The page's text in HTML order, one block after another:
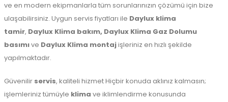
ve en modern ekipmanlarla tüm sorunlarınızın çözümü için bize
ulaşabilirsiniz. Uygun servis fiyatları ile Daylux klima
tamir, Daylux Klima bakım, Daylux Klima Gaz Dolumu
basımıve Daylux Klima montajişleriniz en hızlı şekilde
yapılmaktadır.
Güvenilir servis, kaliteli hizmet Hiçbir konuda aklınız kalmasın;
işlemleriniz tümüyle klima ve iklimlendirme konusunda